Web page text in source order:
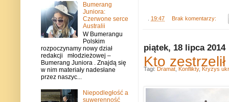
19:47 Brak komentarzy:
piątek, 18 lipca 2014
Kto
Tagi: Dramat Konflikty, Kryzys
Bumerang
Juniora:
Czerwone serce
Australii
W Bumerangu
Polskim
rozpoczynamy nowy dział
redakcji młodzieżowej –
Bumerang Juniora . Znajdą się
w nim materiały nadesłane
przez naszyc...
Niepodległość a
suwerenność